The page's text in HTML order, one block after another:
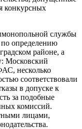
конкурсных
службы
определению
районе, а
Московский
несколько
соответствовали
в допуске к
за подобные
комиссий.
лицами,